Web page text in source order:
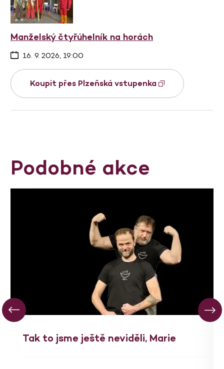
Manželský čtyřúhelník na horách
16. 9. 2026, 19:00
Koupit přes Plzeňská vstupenka
Podobné akce
Tak to jsme ještě neviděli, Marie